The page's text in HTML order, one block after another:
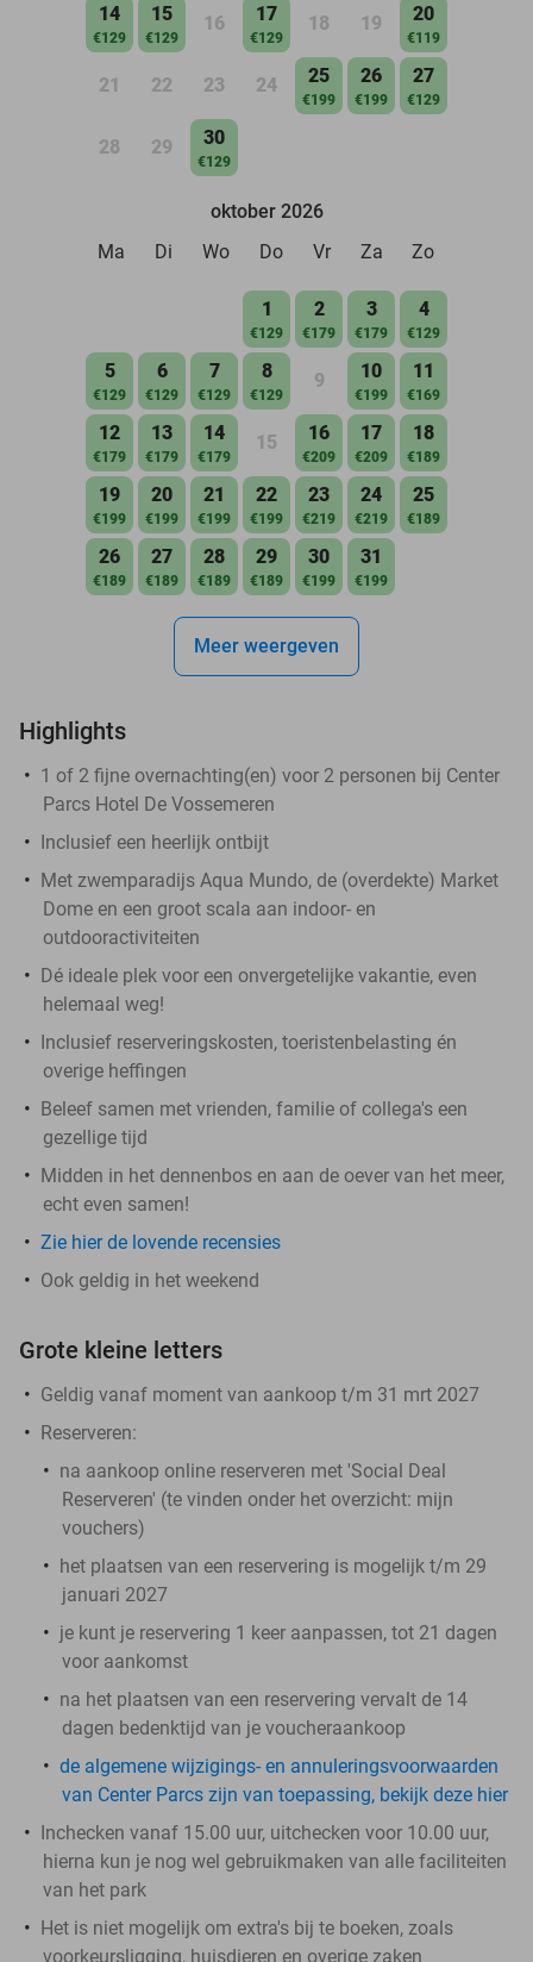
14
€129
15
€129
16 17
€129
18 19 20
€119
21 22 23 24 25
€199
26
€199
27
€129
28 29 30
€129
oktober 2026
Ma
Di Wo Do Vr Za Zo
1
€129
2
€179
3
€179
4
€129
5
€129
6
€129
7
€129
8
€129
9 10
€199
11
€169
12
€179
13
€179
14
€179
15 16
€209
17
€209
18
€189
19
€199
20
€199
21
€199
22
€199
23
€219
24
€219
25
€189
26
€189
27
€189
28
€189
29
€189
30
€199
31
€199
Meer weergeven
Highlights
1 of 2 fijne overnachting(en) voor 2 personen bij Center
Parcs Hotel De Vossemeren
Inclusief een heerlijk ontbijt
Met zwemparadijs Aqua Mundo, de (overdekte) Market
Dome en een groot scala aan indoor- en
outdooractiviteiten
Dé ideale plek voor een onvergetelijke vakantie, even
helemaal weg!
Inclusief reserveringskosten, toeristenbelasting én
overige heffingen
Beleef samen met vrienden, familie of collega's een
gezellige tijd
Midden in het dennenbos en aan de oever van het meer,
echt even samen!
Zie hier de lovende recensies
Ook geldig in het weekend
Grote kleine letters
Geldig vanaf moment van aankoop t/m 31 mrt 2027
Reserveren:
na aankoop online reserveren met 'Social Deal
Reserveren' (te vinden onder het overzicht: mijn
vouchers)
het plaatsen van een reservering is mogelijk t/m 29
januari 2027
je kunt je reservering 1 keer aanpassen, tot 21 dagen
voor aankomst
na het plaatsen van een reservering vervalt de 14
dagen bedenktijd van je voucheraankoop
de algemene wijzigings- en annuleringsvoorwaarden
van Center Parcs zijn van toepassing, bekijk deze hier
Inchecken vanaf 15.00 uur, uitchecken voor 10.00 uur,
hierna kun je nog wel gebruikmaken van alle faciliteiten
van het park
Het is niet mogelijk om extra's bij te boeken, zoals
voorkeursligging, huisdieren en overige zaken